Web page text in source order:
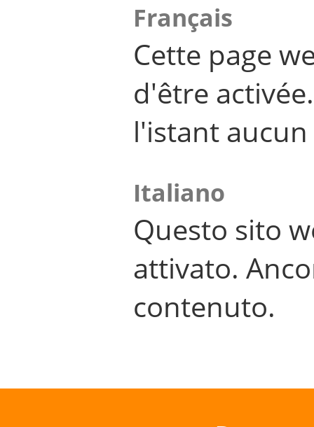
Français
Cette page
d'être
l'istant
Italiano
Questo sito
attivato.
contenuto.